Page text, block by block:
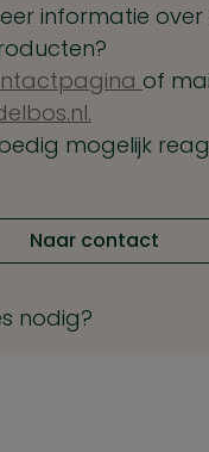
informatie over
of
mogelijk
Naar contact